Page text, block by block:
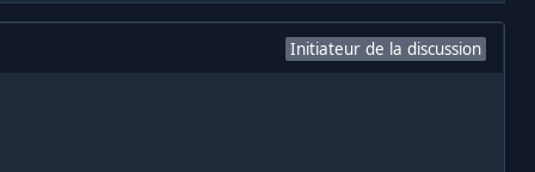
Initiateur de la discussion